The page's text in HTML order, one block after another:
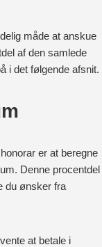
måde at anskue
af den samlede
i det følgende afsnit.
er at beregne
Denne procentdel
du ønsker fra
at betale i